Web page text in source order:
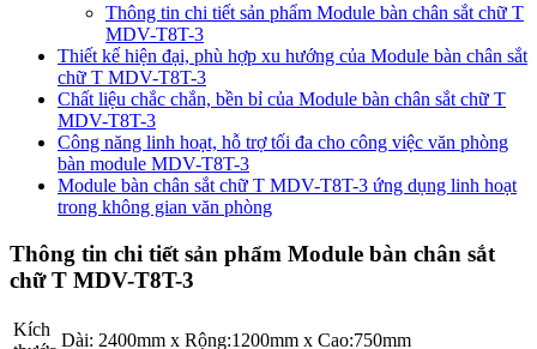
Thông tin chi tiết sản phẩm Module bàn chân sắt chữ T
MDV-T8T-3
Thiết kế hiện đại, phù hợp xu hướng của Module bàn chân sắt
chữ T MDV-T8T-3
Chất liệu chắc chắn, bền bỉ của Module bàn chân sắt chữ T
MDV-T8T-3
Công năng linh hoạt, hỗ trợ tối đa cho công việc văn phòng
bàn module MDV-T8T-3
Module bàn chân sắt chữ T MDV-T8T-3 ứng dụng linh hoạt
trong không gian văn phòng
Thông tin chi tiết sản phẩm Module bàn chân sắt
chữ T MDV-T8T-3
Kích
Dài: 2400mm x Rộng:1200mm x Cao:750mm